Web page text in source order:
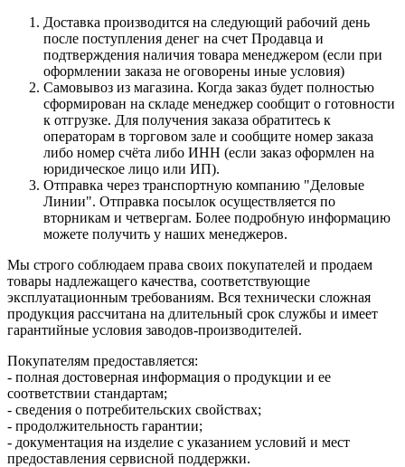
Доставка производится на следующий рабочий день
после поступления денег на счет Продавца и
подтверждения наличия товара менеджером (если при
оформлении заказа не оговорены иные условия)
Самовывоз из магазина. Когда заказ будет полностью
сформирован на складе менеджер сообщит о готовности
к отгрузке. Для получения заказа обратитесь к
операторам в торговом зале и сообщите номер заказа
либо номер счёта либо ИНН (если заказ оформлен на
юридическое лицо или ИП).
Отправка через транспортную компанию "Деловые
Линии". Отправка посылок осуществляется по
вторникам и четвергам. Более подробную информацию
можете получить у наших менеджеров.
Мы строго соблюдаем права своих покупателей и продаем
товары надлежащего качества, соответствующие
эксплуатационным требованиям. Вся технически сложная
продукция рассчитана на длительный срок службы и имеет
гарантийные условия заводов-производителей.
Покупателям предоставляется:
- полная достоверная информация о продукции и ее
соответствии стандартам;
- сведения о потребительских свойствах;
- продолжительность гарантии;
- документация на изделие с указанием условий и мест
предоставления сервисной поддержки.